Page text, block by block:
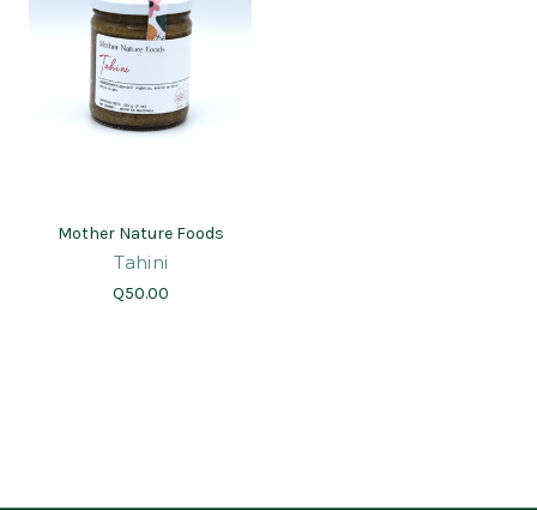
Mother Nature Foods
Tahini
Q50.00